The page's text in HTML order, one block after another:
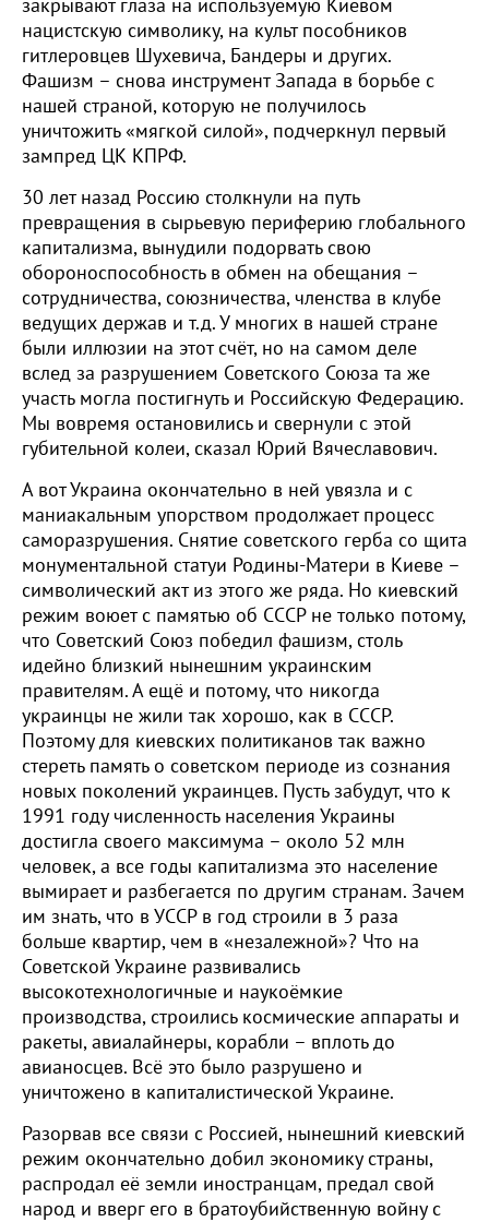
закрывают глаза на используемую Киевом
нацистскую символику, на культ пособников
гитлеровцев Шухевича, Бандеры и других.
Фашизм – снова инструмент Запада в борьбе с
нашей страной, которую не получилось
уничтожить «мягкой силой», подчеркнул первый
зампред ЦК КПРФ.
30 лет назад Россию столкнули на путь
превращения в сырьевую периферию глобального
капитализма, вынудили подорвать свою
обороноспособность в обмен на обещания –
сотрудничества, союзничества, членства в клубе
ведущих держав и т.д. У многих в нашей стране
были иллюзии на этот счёт, но на самом деле
вслед за разрушением Советского Союза та же
участь могла постигнуть и Российскую Федерацию.
Мы вовремя остановились и свернули с этой
губительной колеи, сказал Юрий Вячеславович.
А вот Украина окончательно в ней увязла и с
маниакальным упорством продолжает процесс
саморазрушения. Снятие советского герба со щита
монументальной статуи Родины-Матери в Киеве –
символический акт из этого же ряда. Но киевский
режим воюет с памятью об СССР не только потому,
что Советский Союз победил фашизм, столь
идейно близкий нынешним украинским
правителям. А ещё и потому, что никогда
украинцы не жили так хорошо, как в СССР.
Поэтому для киевских политиканов так важно
стереть память о советском периоде из сознания
новых поколений украинцев. Пусть забудут, что к
1991 году численность населения Украины
достигла своего максимума – около 52 млн
человек, а все годы капитализма это население
вымирает и разбегается по другим странам. Зачем
им знать, что в УССР в год строили в 3 раза
больше квартир, чем в «незалежной»? Что на
Советской Украине развивались
высокотехнологичные и наукоёмкие
производства, строились космические аппараты и
ракеты, авиалайнеры, корабли – вплоть до
авианосцев. Всё это было разрушено и
уничтожено в капиталистической Украине.
Разорвав все связи с Россией, нынешний киевский
режим окончательно добил экономику страны,
распродал её земли иностранцам, предал свой
народ и вверг его в братоубийственную войну с